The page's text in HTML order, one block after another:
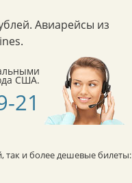
Авиарейсы из
США.
21
так и более дешевые билеты: